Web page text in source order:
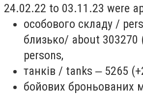
24.02.22 to 03.11.23 were
особового складу /
близько/ about 303270
persons,
танків / tanks ‒ 5265
бойових броньованих